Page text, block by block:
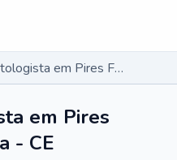
Dermatologista em Pires Ferreira - CE
em Pires
- CE